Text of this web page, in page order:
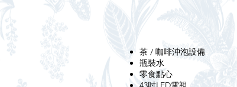
茶 / 咖啡沖泡設備
​瓶裝水
零食點心